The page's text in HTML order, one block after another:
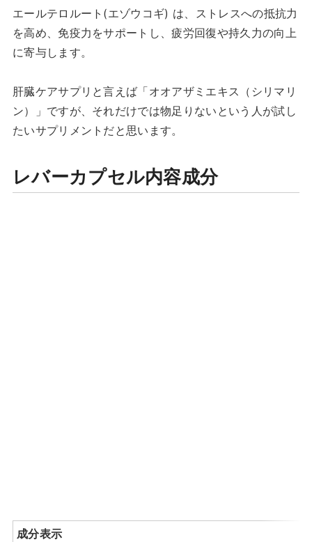
エールテロルート(エゾウコギ) は、ストレスへの抵抗力
を高め、免疫力をサポートし、疲労回復や持久力の向上
に寄与します。
肝臓ケアサプリと言えば「オオアザミエキス（シリマリ
ン）」ですが、それだけでは物足りないという人が試し
たいサプリメントだと思います。
レバーカプセル内容成分
成分表示